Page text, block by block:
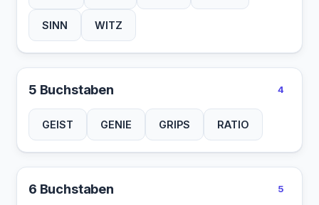
SINN WITZ
5 Buchstaben 4
GEIST GENIE GRIPS RATIO
6 Buchstaben 5